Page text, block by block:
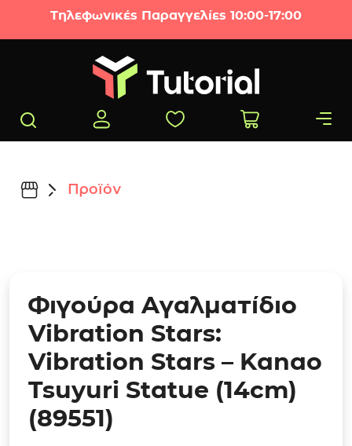
Μετάβαση στο περιεχόμενο
Τηλεφωνικές Παραγγελίες 10:00-17:00
Προϊόν
Φιγούρα Αγαλματίδιο
Vibration Stars:
Vibration Stars – Kanao
Tsuyuri Statue (14cm)
(89551)